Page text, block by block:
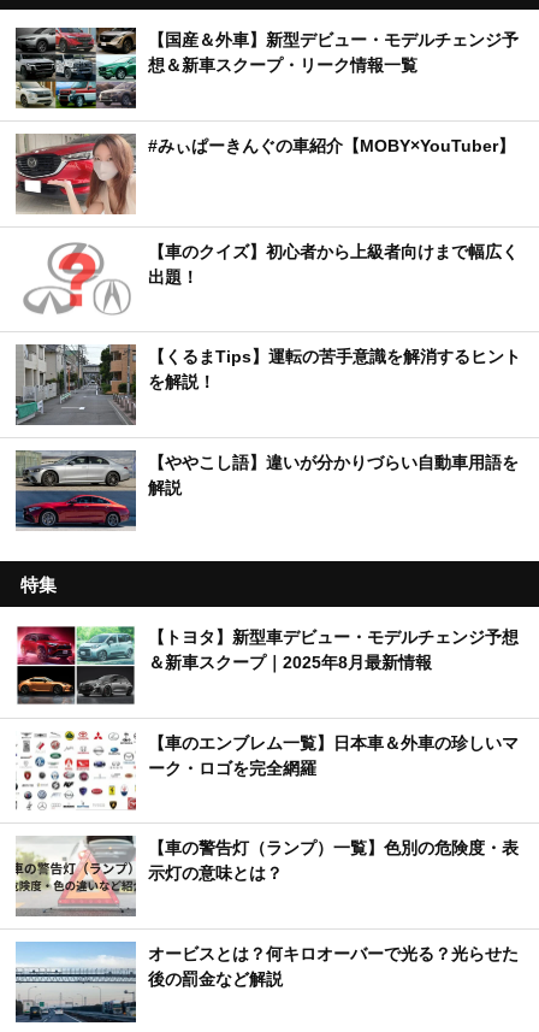
【国産＆外車】新型デビュー・モデルチェンジ予
想＆新車スクープ・リーク情報一覧
#みぃぱーきんぐの車紹介【MOBY×YouTuber】
【車のクイズ】初心者から上級者向けまで幅広く
出題！
【くるまTips】運転の苦手意識を解消するヒント
を解説！
【ややこし語】違いが分かりづらい自動車用語を
解説
特集
【トヨタ】新型車デビュー・モデルチェンジ予想
＆新車スクープ｜2025年8月最新情報
【車のエンブレム一覧】日本車＆外車の珍しいマ
ーク・ロゴを完全網羅
【車の警告灯（ランプ）一覧】色別の危険度・表
示灯の意味とは？
オービスとは？何キロオーバーで光る？光らせた
後の罰金など解説